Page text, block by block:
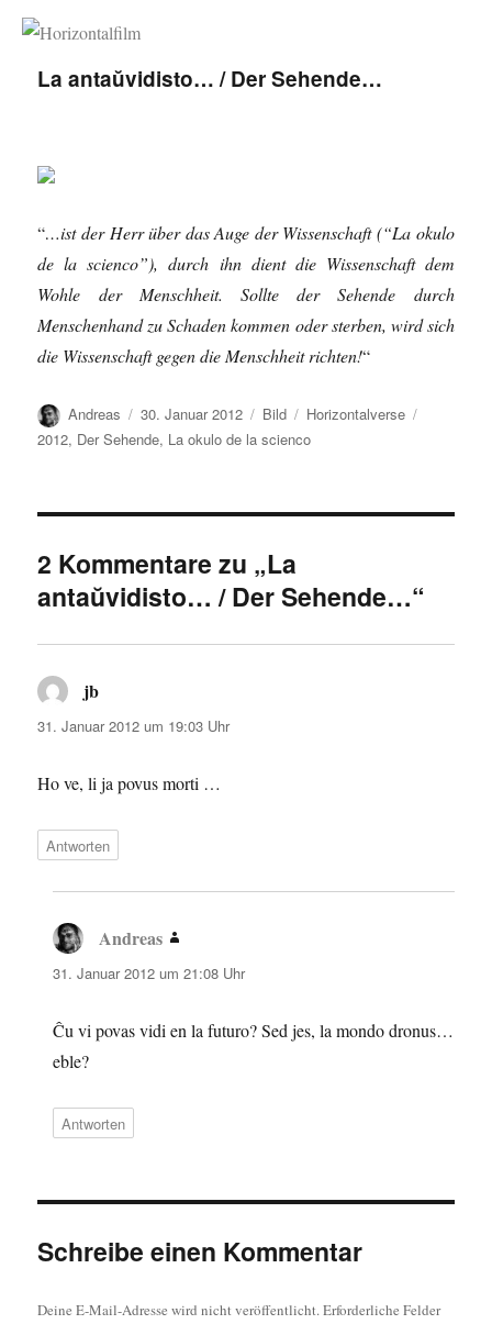
Horizontalfilm
La antaŭvidisto… / Der Sehende…
“…ist der Herr über das Auge der Wissenschaft (“La okulo
de la scienco”), durch ihn dient die Wissenschaft dem
Wohle der Menschheit. Sollte der Sehende durch
Menschenhand zu Schaden kommen oder sterben, wird sich
die Wissenschaft gegen die Menschheit richten!“
Autor
Andreas
Veröffentlicht
am
30. Januar 2012 Format
Bild Kategorien
Horizontalverse
2012, Der Sehende, La okulo de la scienco
2 Kommentare zu „La
antaŭvidisto… / Der Sehende…“
jb
31. Januar 2012 um 19:03 Uhr
Ho ve, li ja povus morti …
Antworten
Andreas
31. Januar 2012 um 21:08 Uhr
Ĉu vi povas vidi en la futuro? Sed jes, la mondo dronus…
eble?
Antworten
Schreibe einen Kommentar
Deine E-Mail-Adresse wird nicht veröffentlicht. Erforderliche Felder